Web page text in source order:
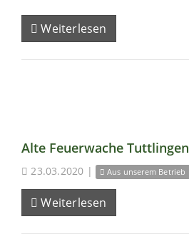
Weiterlesen
Alte Feuerwache Tuttlingen
23.03.2020 | Aus unserem Betrieb
Weiterlesen